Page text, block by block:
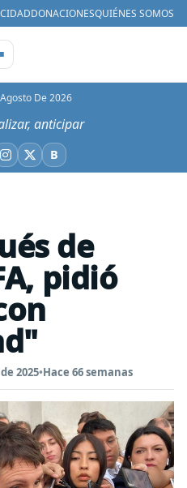
DONACIONESQUIÉNES SOMOS
De 2026
anticipar
Instagram
X BBluesky
de
pidió
2025•Hace 66 semanas